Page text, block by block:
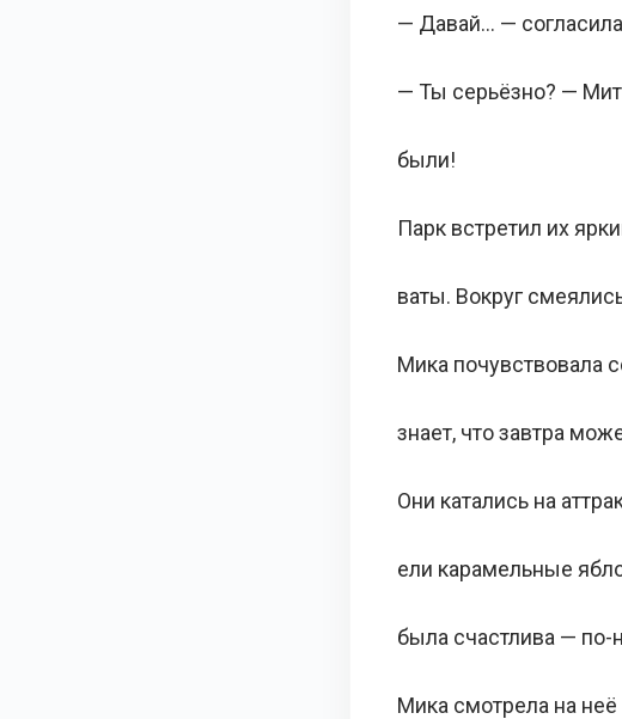
— Давай… —
— Ты серьёзно? —
были!
Парк встретил их
ваты. Вокруг
Мика почувствовала
знает, что завтра
Они катались на
ели карамельные
была счастлива — по-
Мика смотрела на